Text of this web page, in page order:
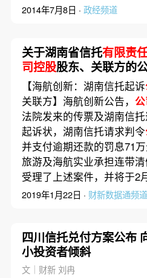
2014年7月8日 · 政经频道
关于湖南省信托有限责
司控股股东、关联方的
【海航创新：湖南信托起诉
关联方】海航创新公告，
法院发来的传票及湖南信
起诉状，湖南信托请求判令
并支付逾期还款的罚息71万
旅游及海航实业承担连带
受理了上述案件，并将于
2019年1月22日 · 财新数据通频道
四川信托兑付方案公布
小投资者倾斜
文｜财新 刘冉